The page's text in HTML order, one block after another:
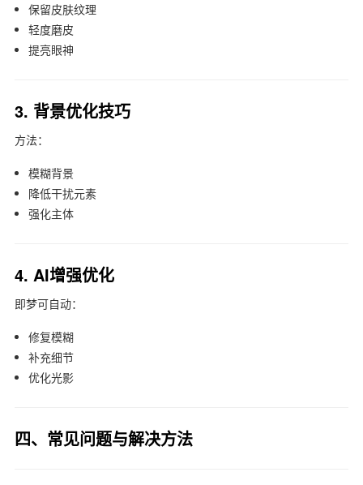
保留皮肤纹理
轻度磨皮
提亮眼神
3. 背景优化技巧
方法：
模糊背景
降低干扰元素
强化主体
4. AI增强优化
即梦可自动：
修复模糊
补充细节
优化光影
四、常见问题与解决方法